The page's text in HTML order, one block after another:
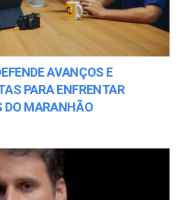
AVANÇOS E
PARA ENFRENTAR
DO MARANHÃO